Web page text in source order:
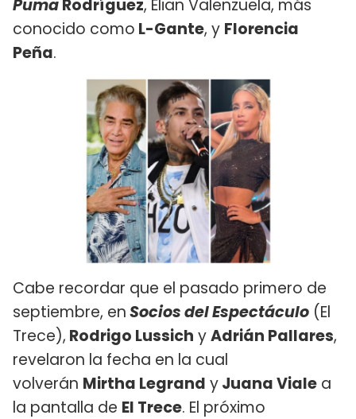
PumaRodríguez, Elian Valenzuela, más
conocido como L-Gante, y Florencia
Peña.
Cabe recordar que el pasado primero de
septiembre, enSocios del Espectáculo (El
Trece), Rodrigo Lussich yAdrián Pallares,
revelaron la fecha en la cual
volverán Mirtha Legrand yJuana Viale a
la pantalla de El Trece. El próximo